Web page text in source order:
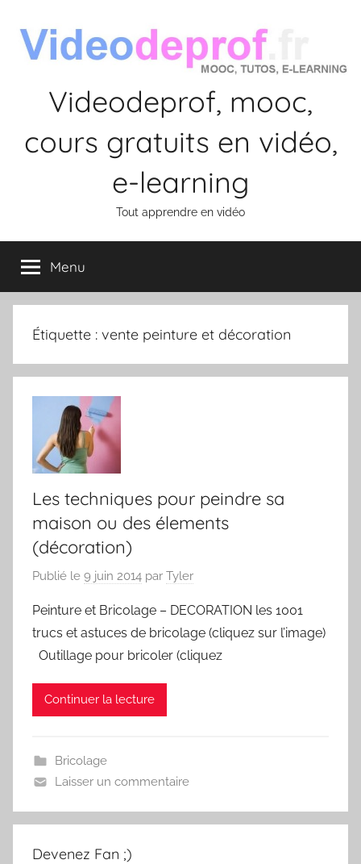
contenu
Videodeprof, mooc,
cours gratuits en vidéo,
e-learning
Tout apprendre en vidéo
Menu
Étiquette : vente peinture et décoration
Les techniques pour peindre sa
maison ou des élements
(décoration)
Publié le 9 juin 2014 par Tyler
Peinture et Bricolage – DECORATION les 1001
trucs et astuces de bricolage (cliquez sur l’image)
Outillage pour bricoler (cliquez
Continuer la lecture
Bricolage
Laisser un commentaire
Devenez Fan ;)